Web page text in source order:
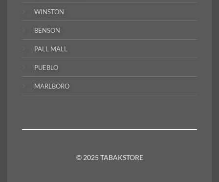
WINSTON
BENSON
PALL MALL
PUEBLO
MARLBORO
© 2025 TABAKSTORE